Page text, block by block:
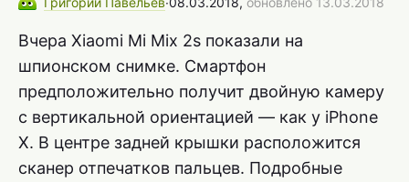
Вчера Xiaomі Mi Mix 2s показали на
шпионском снимке. Смартфон
предположительно получит двойную камеру
с вертикальной ориентацией — как у iPhone
X. В центре задней крышки расположится
сканер отпечатков пальцев. Подробные